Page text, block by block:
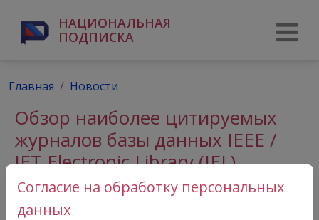
НАЦИОНАЛЬНАЯ
ПОДПИСКА
Главная Новости
Обзор наиболее цитируемых
журналов базы данных IEEE /
IET Electronic Library (IEL)
компании Institute of Electrical
and Electronics Engineers
Согласие на обработку персональных
данных